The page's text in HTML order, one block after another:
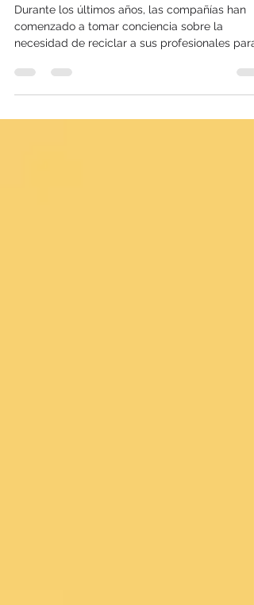
habilidad más buscada en el
postcovid
comenzado a tomar conciencia sobre la
necesidad de reciclar a sus profesionales